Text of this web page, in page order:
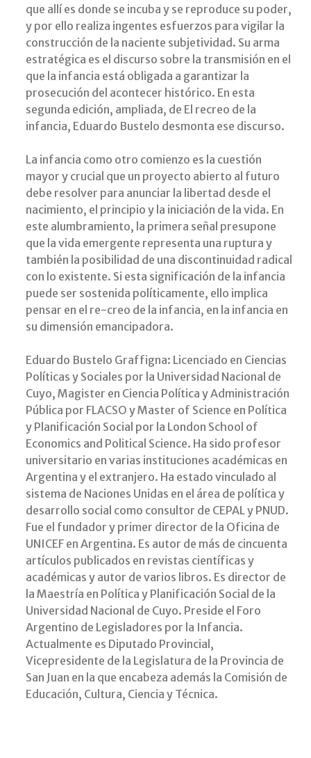
que allí es donde se incuba y se reproduce su poder,
y por ello realiza ingentes esfuerzos para vigilar la
construcción de la naciente subjetividad. Su arma
estratégica es el discurso sobre la transmisión en el
que la infancia está obligada a garantizar la
prosecución del acontecer histórico. En esta
segunda edición, ampliada, de El recreo de la
infancia, Eduardo Bustelo desmonta ese discurso.
La infancia como otro comienzo es la cuestión
mayor y crucial que un proyecto abierto al futuro
debe resolver para anunciar la libertad desde el
nacimiento, el principio y la iniciación de la vida. En
este alumbramiento, la primera señal presupone
que la vida emergente representa una ruptura y
también la posibilidad de una discontinuidad radical
con lo existente. Si esta significación de la infancia
puede ser sostenida políticamente, ello implica
pensar en el re-creo de la infancia, en la infancia en
su dimensión emancipadora.
Eduardo Bustelo Graffigna: Licenciado en Ciencias
Políticas y Sociales por la Universidad Nacional de
Cuyo, Magister en Ciencia Política y Administración
Pública por FLACSO y Master of Science en Política
y Planificación Social por la London School of
Economics and Political Science. Ha sido profesor
universitario en varias instituciones académicas en
Argentina y el extranjero. Ha estado vinculado al
sistema de Naciones Unidas en el área de política y
desarrollo social como consultor de CEPAL y PNUD.
Fue el fundador y primer director de la Oficina de
UNICEF en Argentina. Es autor de más de cincuenta
artículos publicados en revistas científicas y
académicas y autor de varios libros. Es director de
la Maestría en Política y Planificación Social de la
Universidad Nacional de Cuyo. Preside el Foro
Argentino de Legisladores por la Infancia.
Actualmente es Diputado Provincial,
Vicepresidente de la Legislatura de la Provincia de
San Juan en la que encabeza además la Comisión de
Educación, Cultura, Ciencia y Técnica.